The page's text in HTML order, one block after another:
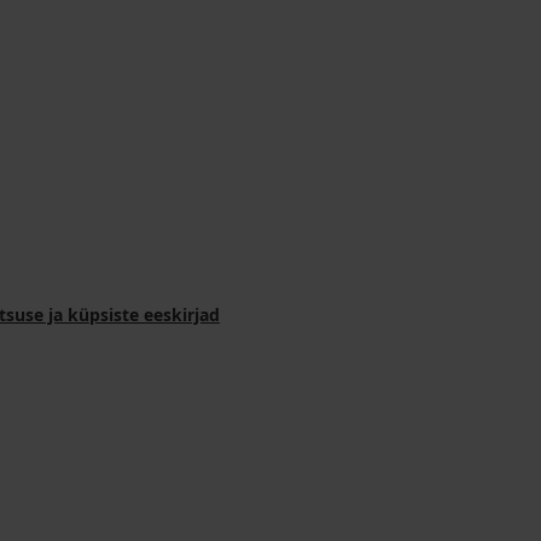
ja küpsiste eeskirjad